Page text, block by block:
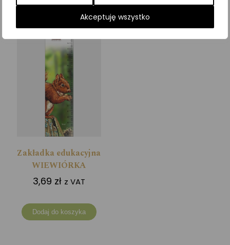
Akceptuję wszystko
Zakładka edukacyjna
WIEWIÓRKA
3,69 zł z VAT
Dodaj do koszyka